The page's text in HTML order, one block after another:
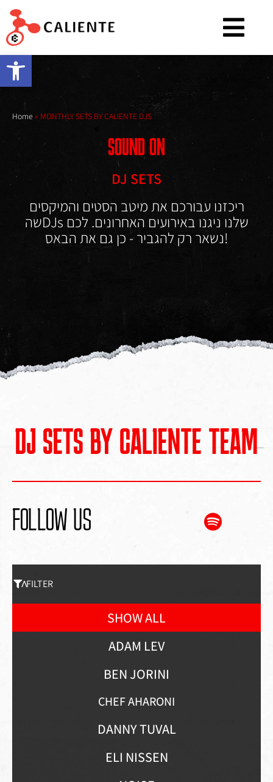
Open toolbar
Home » MONTHLY SETS BY CALIENTE DJS
SOUND ON
DJ SETS
ריכזנו עבורכם את מיטב הסטים והמיקסים
שהDJs שלנו ניגנו באירועים האחרונים. לכם
נשאר רק להגביר - כן גם את הבאס!
DJ SETS BY CALIENTE TEAM
FOLLOW US
FILTER
SHOW ALL
ADAM LEV
BEN JORINI
CHEF AHARONI
DANNY TUVAL
ELI NISSEN